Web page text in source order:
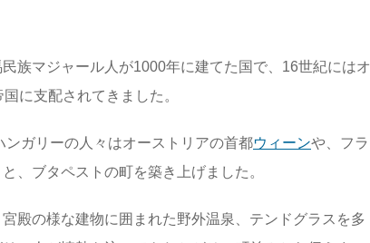
族マジャール人が1000年に建てた国で、16世紀にはオ
に支配されてきました。
ガリーの人々はオーストリアの首都ウィーンや、フラ
、ブタペストの町を築き上げました。
殿の様な建物に囲まれた野外温泉、テンドグラスを多